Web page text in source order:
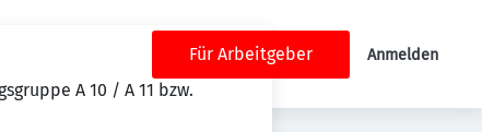
Für Arbeitgeber Anmelden
A 10 / A 11 bzw.